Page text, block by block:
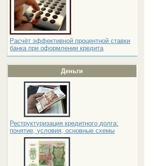
Расчёт эффективной процентной ставки
банка при оформлении кредита
Деньги
Реструктуризация кредитного долга:
понятие, условия, основные схемы